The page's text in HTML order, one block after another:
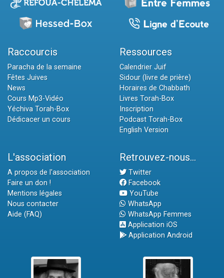
Raccourcis
Paracha de la semaine
Fêtes Juives
News
Cours Mp3-Vidéo
Yéchiva Torah-Box
Dédicacer un cours
Ressources
Calendrier Juif
Sidour (livre de prière)
Horaires de Chabbath
Livres Torah-Box
Inscription
Podcast Torah-Box
English Version
L'association
A propos de l'association
Faire un don !
Mentions légales
Nous contacter
Aide (FAQ)
Retrouvez-nous...
Twitter
Facebook
YouTube
WhatsApp
WhatsApp Femmes
Application iOS
Application Android